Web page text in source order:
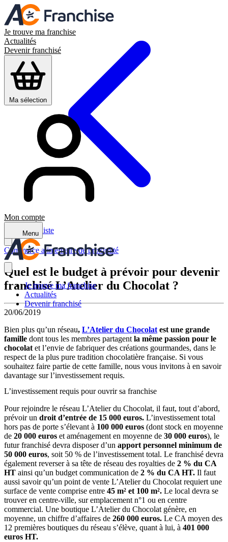
Je trouve ma franchise
Actualités
Devenir franchisé
Ma sélection
Mon compte
Menu
Je trouve ma franchise
Actualités
Devenir franchisé
Retour à la liste
Commerce alimentaire de proximité
Quel est le budget à prévoir pour devenir
franchisé L’Atelier du Chocolat ?
20/06/2019
Bien plus qu’un réseau, L’Atelier du Chocolat est une grande
famille dont tous les membres partagent la même passion pour le
chocolat et l’envie de fabriquer des créations gourmandes, dans le
respect de la plus pure tradition chocolatière française. Si vous
souhaitez faire partie de cette famille, nous vous invitons à en savoir
davantage sur l’investissement requis.
L’investissement requis pour ouvrir sa franchise
Pour rejoindre le réseau L’Atelier du Chocolat, il faut, tout d’abord,
prévoir un droit d’entrée de 15 000 euros. L’investissement total
hors pas de porte s’élevant à 100 000 euros (dont stock en moyenne
de 20 000 euros et aménagement en moyenne de 30 000 euros), le
futur franchisé devra disposer d’un apport personnel minimum de
50 000 euros, soit 50 % de l’investissement total. Le franchisé devra
également reverser à sa tête de réseau des royalties de 2 % du CA
HT ainsi qu’un budget communication de 2 % du CA HT. Il faut
aussi savoir qu’un point de vente L’Atelier du Chocolat requiert une
surface de vente comprise entre 45 m² et 100 m². Le local devra se
trouver en centre-ville, sur emplacement n°1 ou en centre
commercial. Une boutique L’Atelier du Chocolat génère, en
moyenne, un chiffre d’affaires de 260 000 euros. Le CA moyen des
12 premières boutiques du réseau s’élève, quant à lui, à 401 000
euros HT.